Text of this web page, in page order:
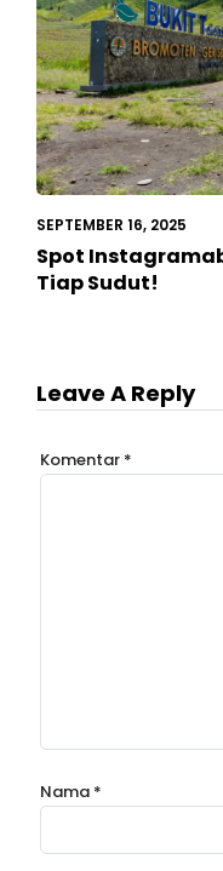
SEPTEMBER 16, 2025
Spot
Tiap Sudut!
Leave A Reply
Komentar *
Nama *